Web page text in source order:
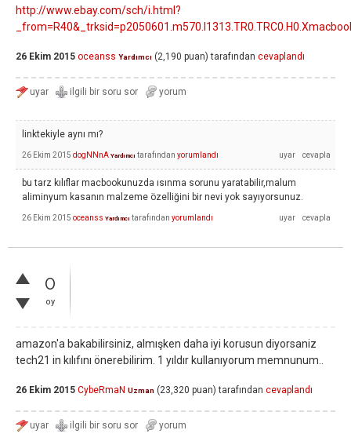
http://www.ebay.com/sch/i.html?
26 Ekim 2015 oceanss Yardımcı (2,190 puan) tarafından cevaplandı
linktekiyle aynı mı?
26 Ekim 2015 dogNNnA Yardımcı tarafından yorumlandı
bu tarz kılıflar macbookunuzda ısınma sorunu yaratabilir,malum
aliminyum kasanın malzeme özelliğini bir nevi yok sayıyorsunuz.
26 Ekim 2015 oceanss Yardımcı tarafından yorumlandı
0
oy
amazon'a bakabilirsiniz, almışken daha iyi korusun diyorsaniz
tech21 in kılıfını önerebilirim. 1 yıldır kullanıyorum memnunum..
26 Ekim 2015 CybeRmaN Uzman (23,320 puan) tarafından cevaplandı